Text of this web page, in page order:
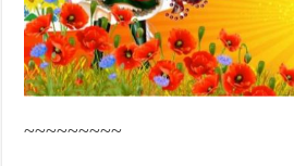
~~~~~~~~~